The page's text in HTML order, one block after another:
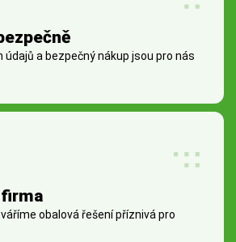
údajů a bezpečný nákup jsou pro nás
obalová řešení příznivá pro